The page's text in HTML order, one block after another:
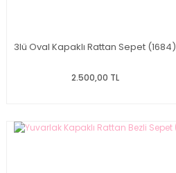
3lü Oval Kapaklı Rattan Sepet (1684)
2.500,00 TL